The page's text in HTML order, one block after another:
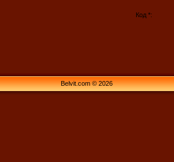
Код *:
Belvit.com © 2026